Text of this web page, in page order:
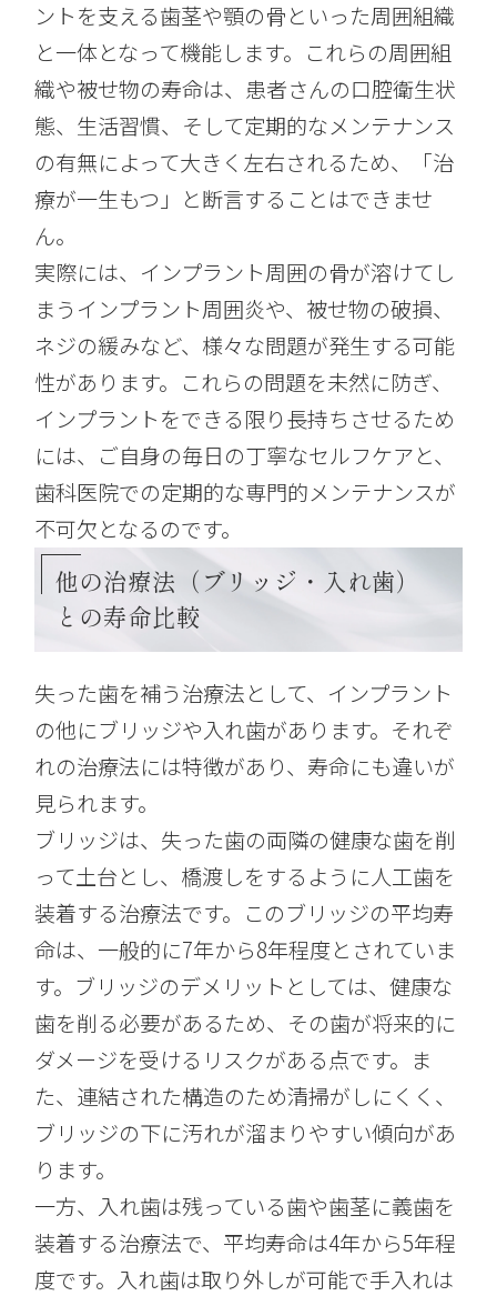
ントを支える歯茎や顎の骨といった周囲組織
と一体となって機能します。これらの周囲組
織や被せ物の寿命は、患者さんの口腔衛生状
態、生活習慣、そして定期的なメンテナンス
の有無によって大きく左右されるため、「治
療が一生もつ」と断言することはできませ
ん。
実際には、インプラント周囲の骨が溶けてし
まうインプラント周囲炎や、被せ物の破損、
ネジの緩みなど、様々な問題が発生する可能
性があります。これらの問題を未然に防ぎ、
インプラントをできる限り長持ちさせるため
には、ご自身の毎日の丁寧なセルフケアと、
歯科医院での定期的な専門的メンテナンスが
不可欠となるのです。
他の治療法（ブリッジ・入れ歯）
との寿命比較
失った歯を補う治療法として、インプラント
の他にブリッジや入れ歯があります。それぞ
れの治療法には特徴があり、寿命にも違いが
見られます。
ブリッジは、失った歯の両隣の健康な歯を削
って土台とし、橋渡しをするように人工歯を
装着する治療法です。このブリッジの平均寿
命は、一般的に7年から8年程度とされていま
す。ブリッジのデメリットとしては、健康な
歯を削る必要があるため、その歯が将来的に
ダメージを受けるリスクがある点です。ま
た、連結された構造のため清掃がしにくく、
ブリッジの下に汚れが溜まりやすい傾向があ
ります。
一方、入れ歯は残っている歯や歯茎に義歯を
装着する治療法で、平均寿命は4年から5年程
度です。入れ歯は取り外しが可能で手入れは